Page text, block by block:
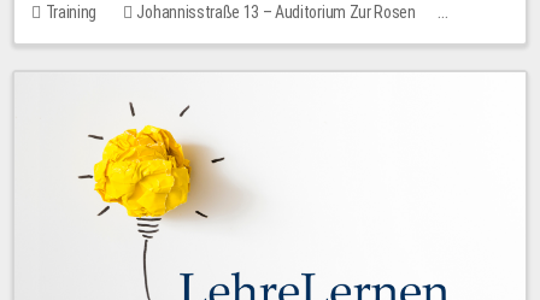
Training
Johannisstraße 13 – Auditorium Zur Rosen
1 place